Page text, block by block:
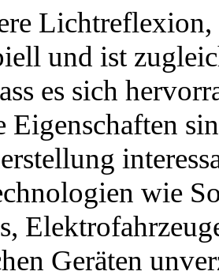
und ist
es sich
Eigenschaften
wie
Geräten